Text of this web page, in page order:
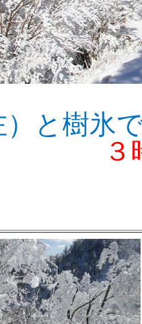
）と樹
３